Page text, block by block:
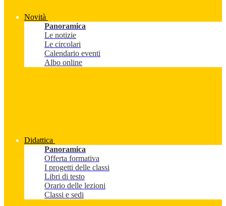
Novità
Panoramica
Le notizie
Le circolari
Calendario eventi
Albo online
Didattica
Panoramica
Offerta formativa
I progetti delle classi
Libri di testo
Orario delle lezioni
Classi e sedi